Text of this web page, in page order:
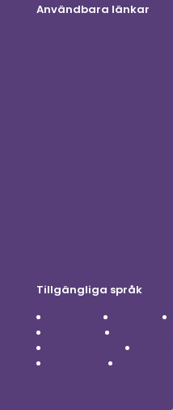
Användbara länkar
Tillgängliga språk